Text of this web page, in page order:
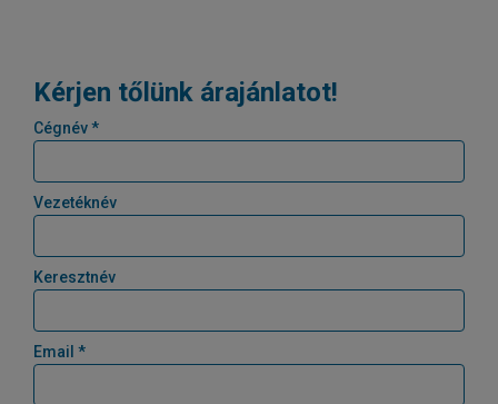
Kérjen tőlünk árajánlatot!
Cégnév *
Vezetéknév
Keresztnév
Email *